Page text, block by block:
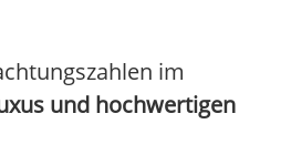
im
und hochwertigen